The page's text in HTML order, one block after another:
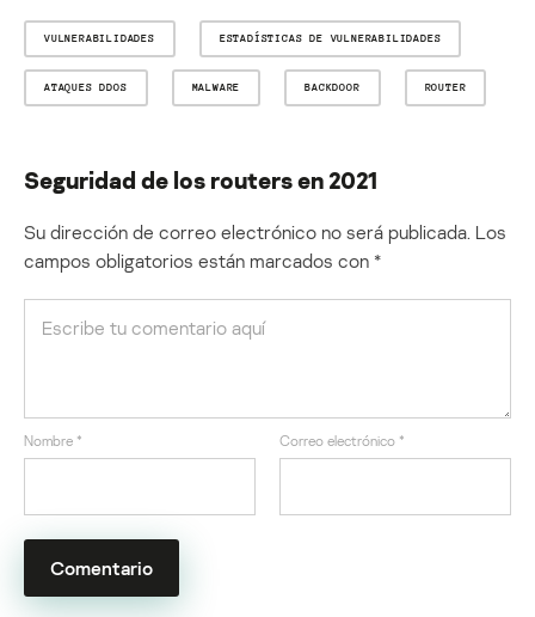
VULNERABILIDADES ESTADÍSTICAS DE VULNERABILIDADES
ATAQUES DDOS MALWARE BACKDOOR ROUTER
Seguridad de los routers en 2021
Su dirección de correo electrónico no será publicada. Los
campos obligatorios están marcados con *
Nombre * Correo electrónico *